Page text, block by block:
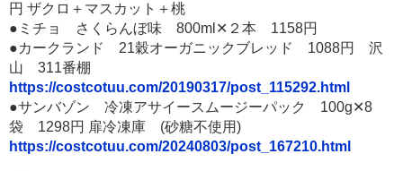
円 ザクロ＋マスカット＋桃
●ミチョ さくらんぼ味 800ml✕２本 1158円
●カークランド 21穀オーガニックブレッド 1088円 沢
山 311番棚
https://costcotuu.com/20190317/post_115292.html
●サンバゾン 冷凍アサイースムージーパック 100g✕8
袋 1298円 扉冷凍庫 (砂糖不使用)
https://costcotuu.com/20240803/post_167210.html